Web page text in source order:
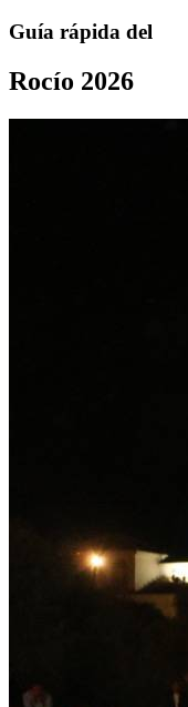
Guía rápida del
Rocío 2026